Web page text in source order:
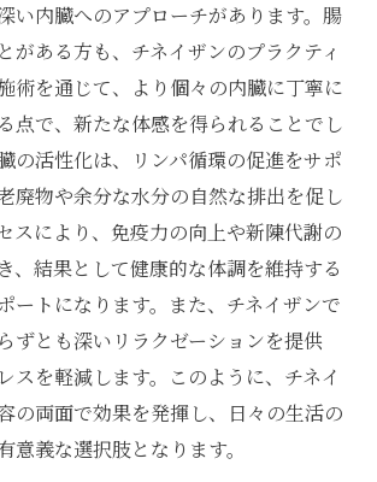
い内臓へのアプローチがあります。腸
がある方も、チネイザンのプラクティ
術を通じて、より個々の内臓に丁寧に
点で、新たな体感を得られることでし
の活性化は、リンパ循環の促進をサポ
廃物や余分な水分の自然な排出を促し
スにより、免疫力の向上や新陳代謝の
、結果として健康的な体調を維持する
ートになります。また、チネイザンで
ずとも深いリラクゼーションを提供
スを軽減します。このように、チネイ
の両面で効果を発揮し、日々の生活の
意義な選択肢となります。